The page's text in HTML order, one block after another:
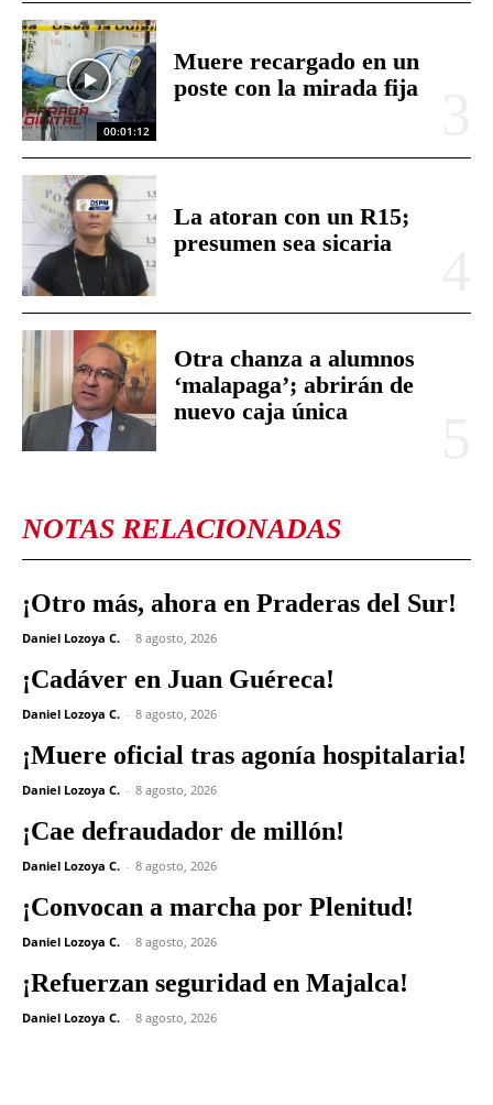
00:01:12
Muere recargado en un
poste con la mirada fija
La atoran con un R15;
presumen sea sicaria
Otra chanza a alumnos
‘malapaga’; abrirán de
nuevo caja única
NOTAS RELACIONADAS
¡Otro más, ahora en Praderas del Sur!
Daniel Lozoya C. - 8 agosto, 2026
¡Cadáver en Juan Guéreca!
Daniel Lozoya C. - 8 agosto, 2026
¡Muere oficial tras agonía hospitalaria!
Daniel Lozoya C. - 8 agosto, 2026
¡Cae defraudador de millón!
Daniel Lozoya C. - 8 agosto, 2026
¡Convocan a marcha por Plenitud!
Daniel Lozoya C. - 8 agosto, 2026
¡Refuerzan seguridad en Majalca!
Daniel Lozoya C. - 8 agosto, 2026